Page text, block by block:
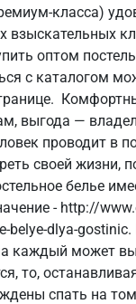
класса)
взыскательных
оптом
с каталогом
выгода —
проводит в
своей жизни,
белье
- http://
belye-dlya-
каждый может
то,
спать на